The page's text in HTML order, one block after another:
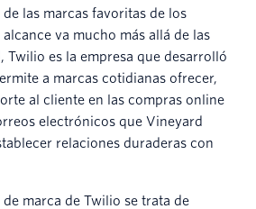
las marcas favoritas de los
va mucho más allá de las
Twilio es la empresa que desarrolló
a marcas cotidianas ofrecer,
al cliente en las compras online
electrónicos que Vineyard
relaciones duraderas con
de marca de Twilio se trata de